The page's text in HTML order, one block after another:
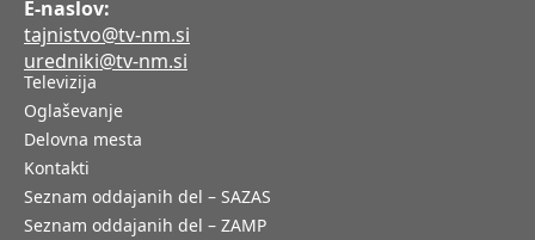
E-naslov:
tajnistvo@tv-nm.si
uredniki@tv-nm.si
Televizija
Oglaševanje
Delovna mesta
Kontakti
Seznam oddajanih del – SAZAS
Seznam oddajanih del – ZAMP